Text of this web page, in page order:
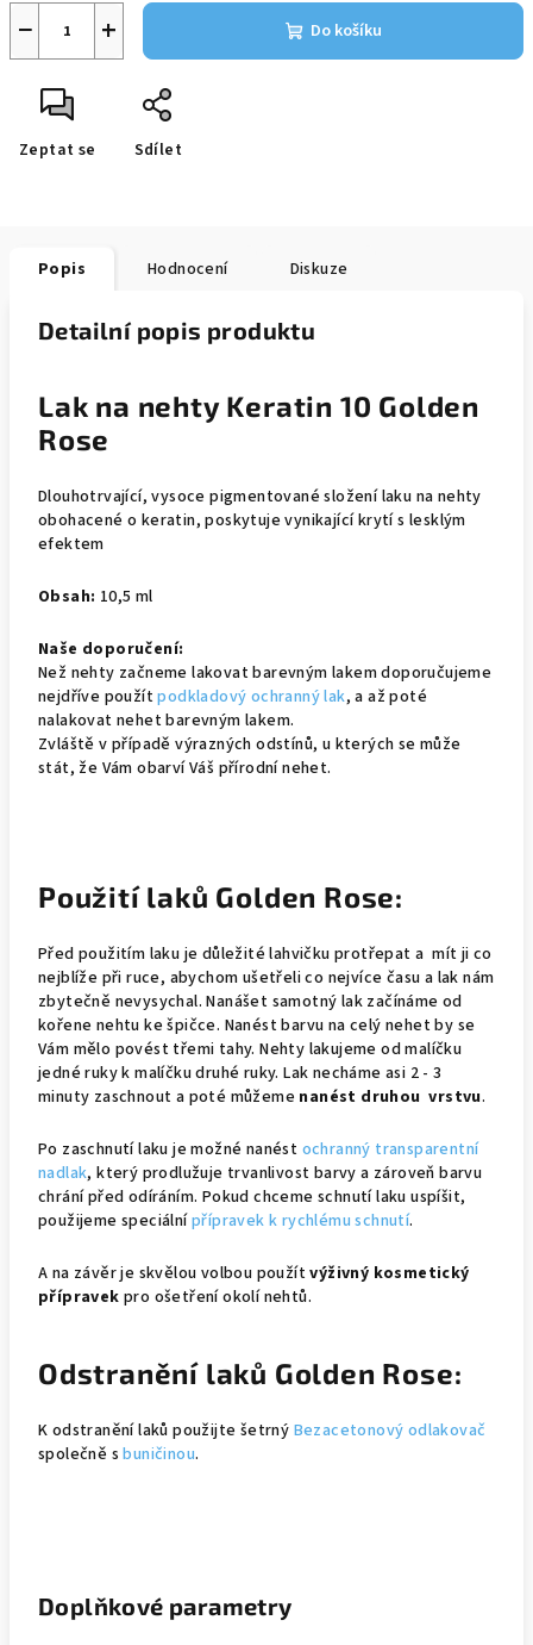
+
− Do košíku
Zeptat se Sdílet
Popis Hodnocení Diskuze
Detailní popis produktu
Lak na nehty Keratin 10 Golden
Rose
Dlouhotrvající, vysoce pigmentované složení laku na nehty
obohacené o keratin, poskytuje vynikající krytí s lesklým
efektem
Obsah: 10,5 ml
Naše doporučení:
Než nehty začneme lakovat barevným lakem doporučujeme
nejdříve použítpodkladový ochranný lak, a až poté
nalakovat nehet barevným lakem.
Zvláště v případě výrazných odstínů, u kterých se může
stát, že Vám obarví Váš přírodní nehet.
Použití laků Golden Rose:
Před použitím laku je důležité lahvičku protřepat a mít ji co
nejblíže při ruce, abychom ušetřeli co nejvíce času a lak nám
zbytečně nevysychal. Nanášet samotný lak začínáme od
kořene nehtu ke špičce. Nanést barvu na celý nehet by se
Vám mělo povést třemi tahy. Nehty lakujeme od malíčku
jedné ruky k malíčku druhé ruky. Lak necháme asi 2 - 3
minuty zaschnout a poté můžeme nanést druhou vrstvu.
Po zaschnutí laku je možné nanést ochranný transparentní
nadlak, který prodlužuje trvanlivost barvy a zároveň barvu
chrání před odíráním. Pokud chceme schnutí laku uspíšit,
použijeme speciálnípřípravek k rychlému schnutí.
A na závěr je skvělou volbou použítvýživný kosmetický
přípravekpro ošetření okolí nehtů.
Odstranění laků Golden Rose:
K odstranění laků použijte šetrný Bezacetonový odlakovač
společně sbuničinou.
Doplňkové parametry